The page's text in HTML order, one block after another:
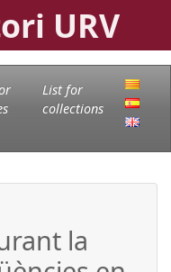
URV
List for
collections
la